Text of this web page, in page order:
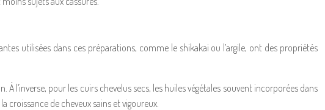
utilisées dans ces préparations, comme le shikakai ou l’argile, ont des propriétés
l’inverse, pour les cuirs chevelus secs, les huiles végétales souvent incorporées dans
de cheveux sains et vigoureux.